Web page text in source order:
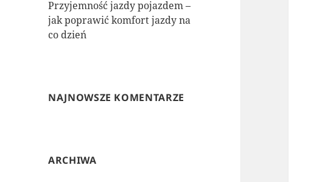
Przyjemność jazdy pojazdem –
jak poprawić komfort jazdy na
co dzień
NAJNOWSZE KOMENTARZE
ARCHIWA